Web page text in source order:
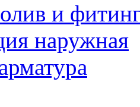
и
наружная